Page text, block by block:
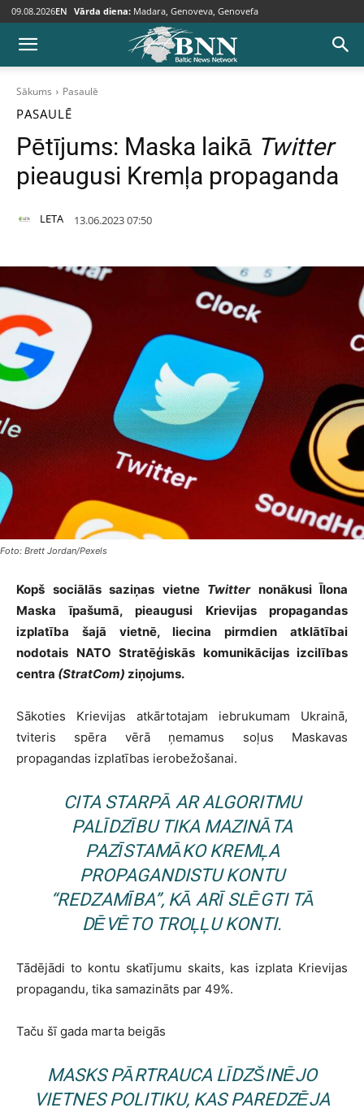
09.08.2026EN Vārda diena: Madara, Genoveva, Genovefa
Sākums Pasaulē
PASAULĒ
Pētījums: Maska laikā Twitter
pieaugusi Kremļa propaganda
LETA 13.06.2023 07:50
Foto: Brett Jordan/Pexels
Kopš sociālās saziņas vietne Twitternonākusi Īlona
Maska īpašumā, pieaugusi Krievijas propagandas
izplatība šajā vietnē, liecina pirmdien atklātībai
nodotais NATO Stratēģiskās komunikācijas izcilības
centra (StratCom) ziņojums.
Sākoties Krievijas atkārtotajam iebrukumam Ukrainā,
tviteris spēra vērā ņemamus soļus Maskavas
propagandas izplatības ierobežošanai.
CITA STARPĀ AR ALGORITMU
PALĪDZĪBU TIKA MAZINĀTA
PAZĪSTAMĀKO KREMĻA
PROPAGANDISTU KONTU
“REDZAMĪBA”, KĀ ARĪ SLĒGTI TĀ
DĒVĒTO TROĻĻU KONTI.
Tādējādi to kontu skatījumu skaits, kas izplata Krievijas
propagandu, tika samazināts par 49%.
Taču šī gada marta beigās
MASKS PĀRTRAUCA LĪDZŠINĒJO
VIETNES POLITIKU, KAS PAREDZĒJA